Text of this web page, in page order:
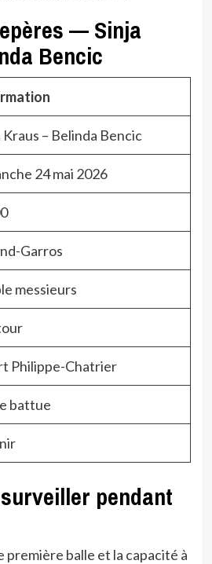
— Sinja
Bencic
Kraus – Belinda Bencic
24 mai 2026
Garros
messieurs
Philippe-Chatrier
battue
pendant
première balle et la capacité à